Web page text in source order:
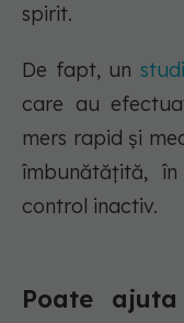
spirit.
De fapt, un
care au
mers rapid și
îmbunătățită,
control inactiv.
Poate